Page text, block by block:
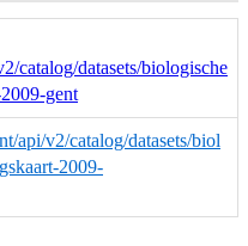
catalog/datasets/biologische
gent
api/v2/catalog/datasets/biol
2009-